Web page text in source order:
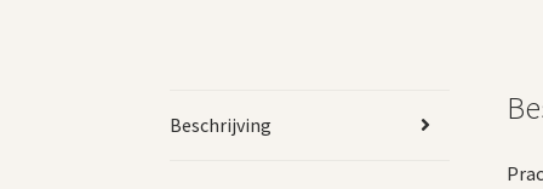
Beschrijving